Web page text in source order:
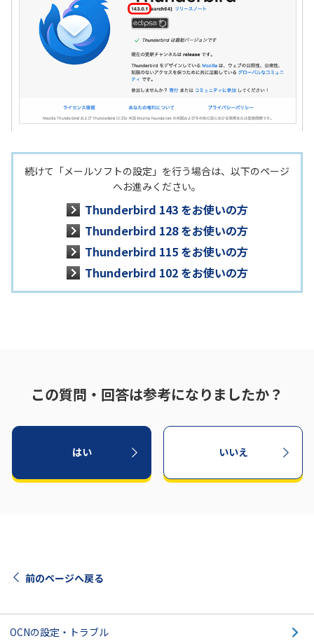
続けて「メールソフトの設定」を行う場合は、以下のページ
へお進みください。
Thunderbird 143 をお使いの方
Thunderbird 128 をお使いの方
Thunderbird 115 をお使いの方
Thunderbird 102 をお使いの方
この質問・回答は参考になりましたか？
はい いいえ
前のページへ戻る
OCNの設定・トラブル